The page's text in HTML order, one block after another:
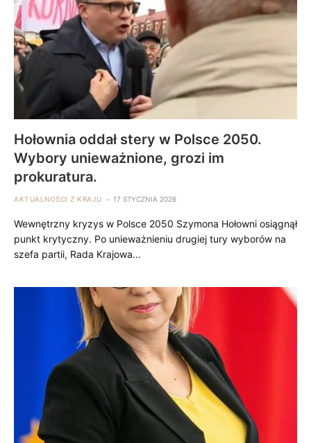
Hołownia oddał stery w Polsce 2050.
Wybory unieważnione, grozi im
prokuratura.
AKTUALNOŚCI Z KRAJU 17 STYCZNIA 2026
Wewnętrzny kryzys w Polsce 2050 Szymona Hołowni osiągnął
punkt krytyczny. Po unieważnieniu drugiej tury wyborów na
szefa partii, Rada Krajowa…